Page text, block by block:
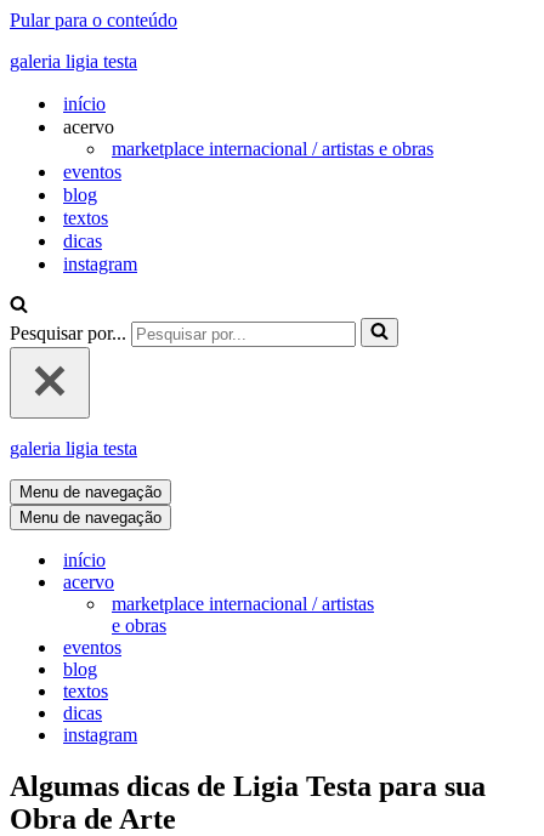
Pular para o conteúdo
galeria ligia testa
início
acervo
marketplace internacional / artistas e obras
eventos
blog
textos
dicas
instagram
Pesquisar por...
galeria ligia testa
Menu de navegação
Menu de navegação
início
acervo
marketplace internacional / artistas
e obras
eventos
blog
textos
dicas
instagram
Algumas dicas de Ligia Testa para sua
Obra de Arte